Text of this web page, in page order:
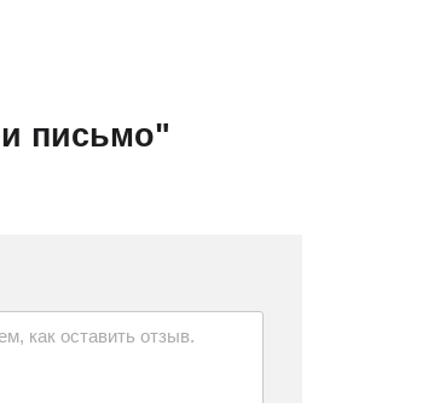
письмо"